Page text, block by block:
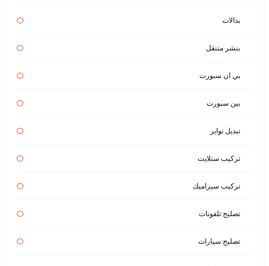
بدالات
بنشر متنقل
بي ان سبورت
بين سبورت
تبديل تواير
تركيب ستلايت
تركيب سيراميك
تصليح تلفونات
تصليح سيارات